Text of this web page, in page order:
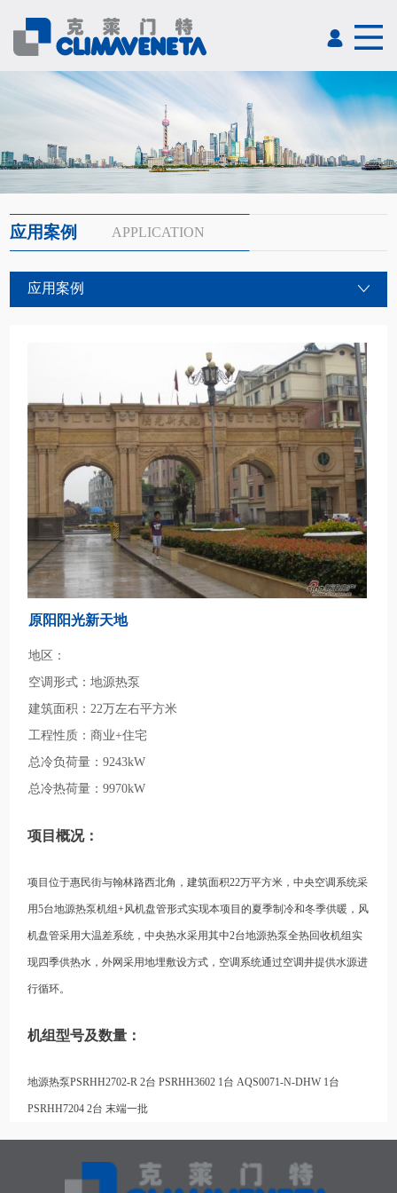
应用案例 APPLICATION
应用案例
原阳阳光新天地
地区：
空调形式：地源热泵
建筑面积：22万左右平方米
工程性质：商业+住宅
总冷负荷量：9243kW
总冷热荷量：9970kW
项目概况：
项目位于惠民街与翰林路西北角，建筑面积22万平方米，中央空调系统采
用5台地源热泵机组+风机盘管形式实现本项目的夏季制冷和冬季供暖，风
机盘管采用大温差系统，中央热水采用其中2台地源热泵全热回收机组实
现四季供热水，外网采用地埋敷设方式，空调系统通过空调井提供水源进
行循环。
机组型号及数量：
地源热泵PSRHH2702-R 2台 PSRHH3602 1台 AQS0071-N-DHW 1台
PSRHH7204 2台 末端一批